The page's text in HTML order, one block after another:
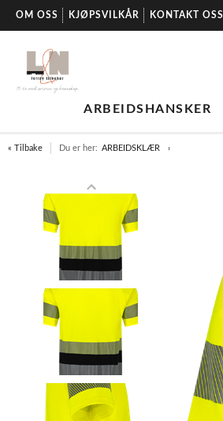
OM OSS KJØPSVILKÅR KONTAKT OSS
ARBEIDSHANSKER
« Tilbake Du er her: ARBEIDSKLÆR